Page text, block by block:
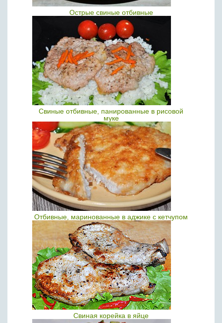
Острые свиные отбивные
Свиные отбивные, панированные в рисовой
муке
Отбивные, маринованные в аджике с кетчупом
Свиная корейка в яйце